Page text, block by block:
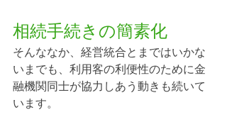
相続手続きの簡素化
そんななか、経営統合とまではいかな
いまでも、利用客の利便性のために金
融機関同士が協力しあう動きも続いて
います。